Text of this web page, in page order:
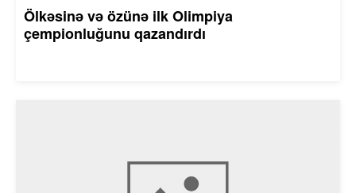
Ölkəsinə və özünə ilk Olimpiya
çempionluğunu qazandırdı